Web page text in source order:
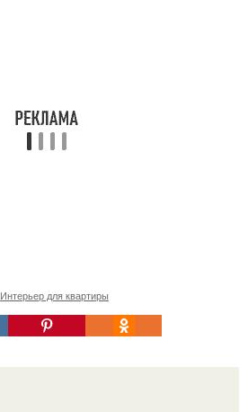
Интерьер для квартиры